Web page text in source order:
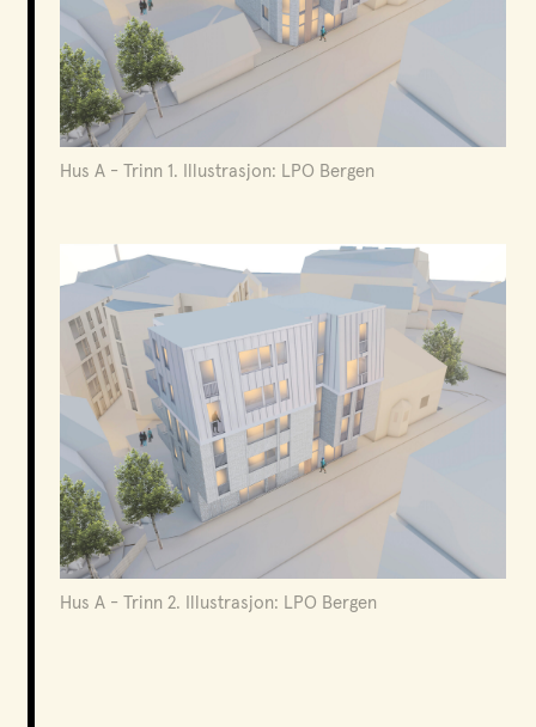
Hus A - Trinn 1. Illustrasjon: LPO Bergen
Hus A - Trinn 2. Illustrasjon: LPO Bergen